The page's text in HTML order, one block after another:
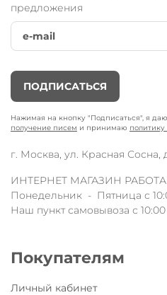
предложения
ПОДПИСАТЬСЯ
Нажимая на кнопку "Подписаться", я
получение писем и принимаю
г. Москва, ул. Красная Сосна,
ИНТЕРНЕТ МАГАЗИН
Понедельник - Пятница с
Наш пункт самовывоза с
Покупателям
Личный кабинет